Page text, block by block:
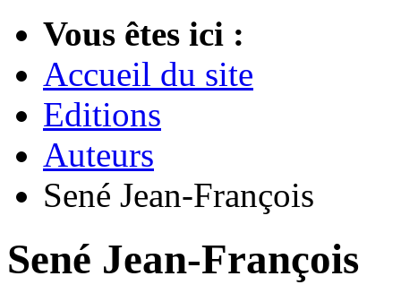
Vous êtes ici :
Accueil du site
Editions
Auteurs
Sené Jean-François
Sené Jean-François